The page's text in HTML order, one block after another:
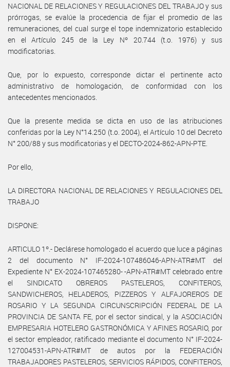
NACIONAL DE RELACIONES Y REGULACIONES DEL TRABAJO y sus
prórrogas, se evalúe la procedencia de fijar el promedio de las
remuneraciones, del cual surge el tope indemnizatorio establecido
en el Artículo 245 de la Ley Nº 20.744 (t.o. 1976) y sus
modificatorias.
Que, por lo expuesto, corresponde dictar el pertinente acto
administrativo de homologación, de conformidad con los
antecedentes mencionados.
Que la presente medida se dicta en uso de las atribuciones
conferidas por la Ley N°14.250 (t.o. 2004), el Artículo 10 del Decreto
N° 200/88 y sus modificatorias y el DECTO-2024-862-APN-PTE.
Por ello,
LA DIRECTORA NACIONAL DE RELACIONES Y REGULACIONES DEL
TRABAJO
DISPONE:
ARTICULO 1º.- Declárese homologado el acuerdo que luce a páginas
2 del documento N° IF-2024-107486046-APN-ATR#MT del
Expediente N° EX-2024-107465280- -APN-ATR#MT celebrado entre
el SINDICATO OBREROS PASTELEROS, CONFITEROS,
SANDWICHEROS, HELADEROS, PIZZEROS Y ALFAJOREROS DE
ROSARIO Y LA SEGUNDA CIRCUNSCRIPCIÓN FEDERAL DE LA
PROVINCIA DE SANTA FE, por el sector sindical, y la ASOCIACIÓN
EMPRESARIA HOTELERO GASTRONÓMICA Y AFINES ROSARIO, por
el sector empleador, ratificado mediante el documento N° IF-2024-
127004531-APN-ATR#MT de autos por la FEDERACIÓN
TRABAJADORES PASTELEROS, SERVICIOS RÁPIDOS, CONFITEROS,